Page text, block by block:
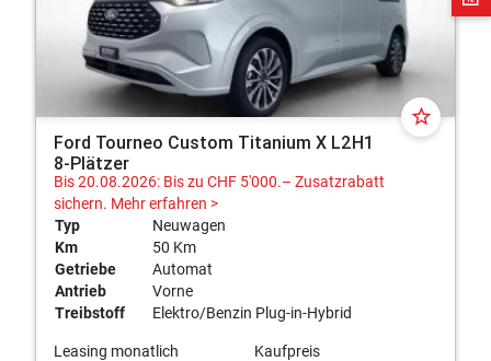
star_border
Ford Tourneo Custom Titanium X L2H1
8-Plätzer
Bis 20.08.2026: Bis zu CHF 5'000.– Zusatzrabatt
sichern. Mehr erfahren >
Typ
Neuwagen
Km
50 Km
Getriebe
Automat
Antrieb
Vorne
Treibstoff
Elektro/Benzin Plug-in-Hybrid
Leasing monatlich Kaufpreis